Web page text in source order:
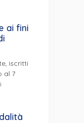
ai fini
iscritti
al 7